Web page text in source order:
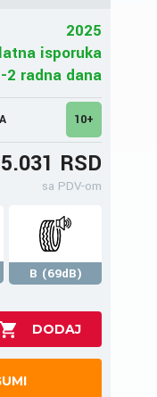
2025
isporuka
2 radna dana
10+
5.031 RSD
sa PDV-om
B (69dB)